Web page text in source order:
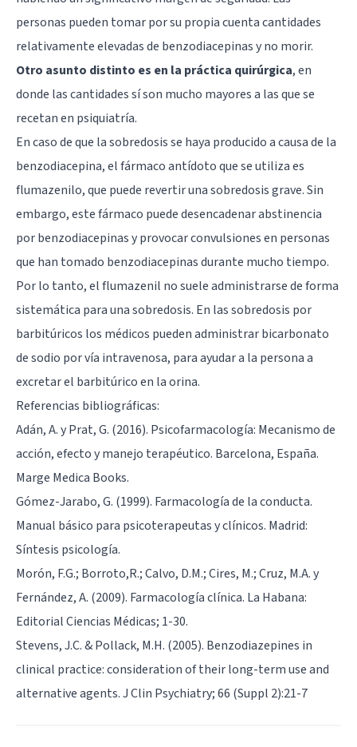
personas pueden tomar por su propia cuenta cantidades
relativamente elevadas de benzodiacepinas y no morir.
Otro asunto distinto es en la práctica quirúrgica, en
donde las cantidades sí son mucho mayores a las que se
recetan en psiquiatría.
En caso de que la sobredosis se haya producido a causa de la
benzodiacepina, el fármaco antídoto que se utiliza es
flumazenilo, que puede revertir una sobredosis grave. Sin
embargo, este fármaco puede desencadenar abstinencia
por benzodiacepinas y provocar convulsiones en personas
que han tomado benzodiacepinas durante mucho tiempo.
Por lo tanto, el flumazenil no suele administrarse de forma
sistemática para una sobredosis. En las sobredosis por
barbitúricos los médicos pueden administrar bicarbonato
de sodio por vía intravenosa, para ayudar a la persona a
excretar el barbitúrico en la orina.
Referencias bibliográficas:
Adán, A. y Prat, G. (2016). Psicofarmacología: Mecanismo de
acción, efecto y manejo terapéutico. Barcelona, España.
Marge Medica Books.
Gómez-Jarabo, G. (1999). Farmacología de la conducta.
Manual básico para psicoterapeutas y clínicos. Madrid:
Síntesis psicología.
Morón, F.G.; Borroto,R.; Calvo, D.M.; Cires, M.; Cruz, M.A. y
Fernández, A. (2009). Farmacología clínica. La Habana:
Editorial Ciencias Médicas; 1-30.
Stevens, J.C. & Pollack, M.H. (2005). Benzodiazepines in
clinical practice: consideration of their long-term use and
alternative agents. J Clin Psychiatry; 66 (Suppl 2):21-7